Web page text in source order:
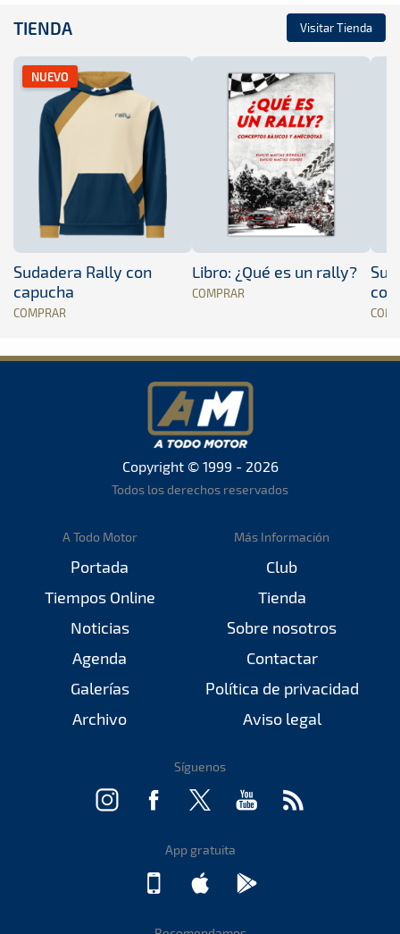
TIENDA Visitar Tienda
NUEVO
Sudadera Rally con
capucha
COMPRAR
Libro: ¿Qué es un rally?
COMPRAR
Copyright © 1999 - 2026
Todos los derechos reservados
A Todo Motor
Portada
Tiempos Online
Noticias
Agenda
Galerías
Archivo
Más Información
Club
Tienda
Sobre nosotros
Contactar
Política de privacidad
Aviso legal
Síguenos
App gratuita